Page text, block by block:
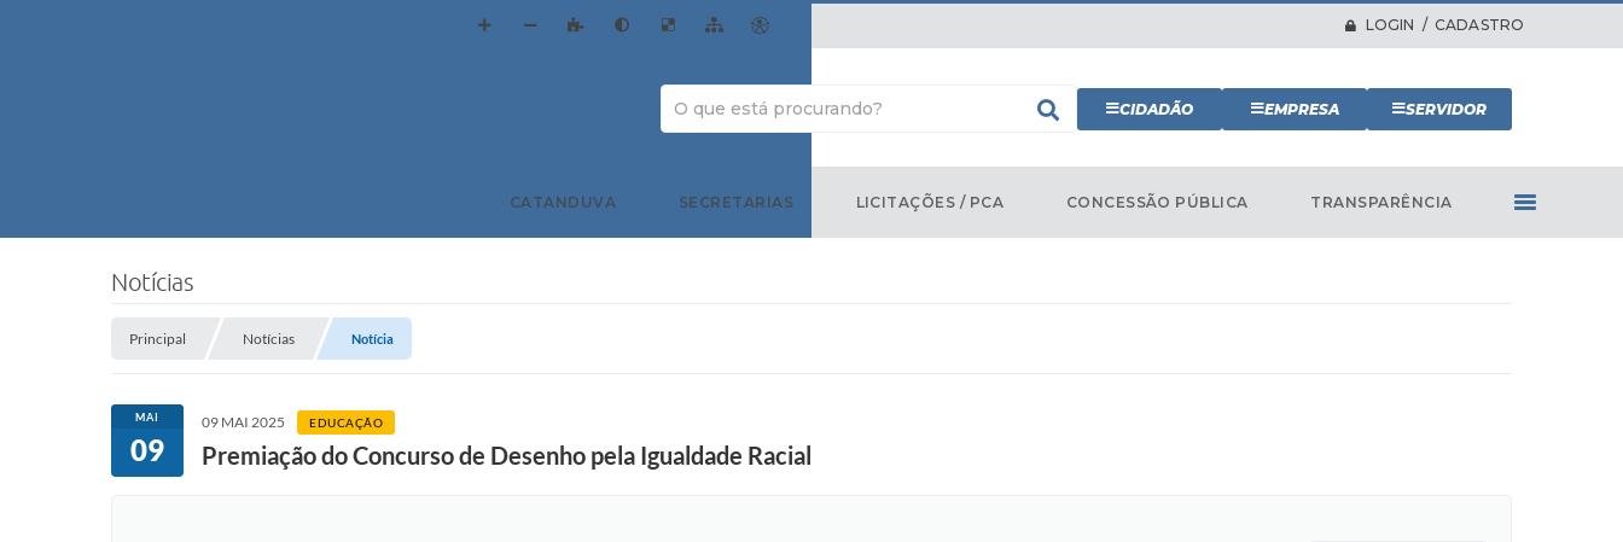
LOGIN / CADASTRO
CIDADÃO EMPRESA SERVIDOR
CATANDUVA SECRETARIAS LICITAÇÕES / PCA CONCESSÃO PÚBLICA TRANSPARÊNCIA
Notícias
Principal Notícias Notícia
MAI
09
09 MAI 2025 EDUCAÇÃO
Premiação do Concurso de Desenho pela Igualdade Racial